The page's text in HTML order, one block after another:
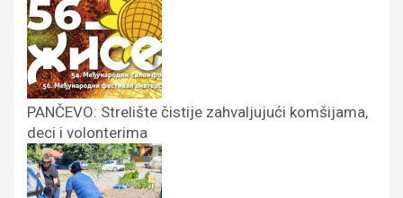
PANČEVO: Strelište čistije zahvaljujući komšijama,
deci i volonterima